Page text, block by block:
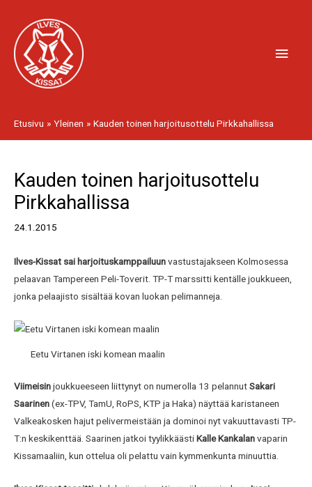
sisältöön
Etusivu Yleinen Kauden toinen harjoitusottelu Pirkkahallissa
Kauden toinen harjoitusottelu
Pirkkahallissa
24.1.2015
Ilves-Kissat sai harjoituskamppailuunvastustajakseen Kolmosessa
pelaavan Tampereen Peli-Toverit. TP-T marssitti kentälle joukkueen,
jonka pelaajisto sisältää kovan luokan pelimanneja.
Eetu Virtanen iski komean maalin
Viimeisinjoukkueeseen liittynyt on numerolla 13 pelannutSakari
Saarinen(ex-TPV, TamU, RoPS, KTP ja Haka) näyttää karistaneen
Valkeakosken hajut pelivermeistään ja dominoi nyt vakuuttavasti TP-
T:n keskikenttää. Saarinen jatkoi tyylikkäästiKalle Kankalanvaparin
Kissamaaliin, kun ottelua oli pelattu vain kymmenkunta minuuttia.
selaus